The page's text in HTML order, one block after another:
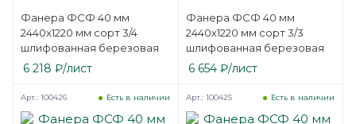
Фанера ФСФ 40 мм
2440х1220 мм сорт 3/4
шлифованная березовая
6 218 ₽/лист
Фанера ФСФ 40 мм
2440х1220 мм сорт 3/3
шлифованная березовая
6 654₽/лист
Есть в наличии
Арт.: 100426 Есть в наличии
Арт.: 100425